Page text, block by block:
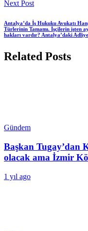
Next Post
Antalya’da İş Hukuku Avukatı
Türlerinin Tamamı. İşçilerin işten
hakları vardır? Antalya’daki
Related Posts
Gündem
Başkan Tugay’dan
olacak ama İzmir
1 yıl ago